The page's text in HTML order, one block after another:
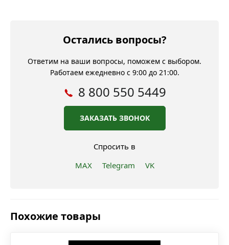
Остались вопросы?
Ответим на ваши вопросы, поможем с выбором.
Работаем ежедневно с 9:00 до 21:00.
8 800 550 5449
ЗАКАЗАТЬ ЗВОНОК
Спросить в
MAX
Telegram VK
Похожие товары